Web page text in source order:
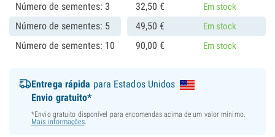
Número de sementes: 3 32,50 € Em stock
Número de sementes: 5 49,50 € Em stock
Número de sementes: 10 90,00 € Em stock
Entrega rápida para Estados Unidos
Envio gratuito*
*Envio gratuito disponível para encomendas acima de um valor mínimo.
Mais informações.